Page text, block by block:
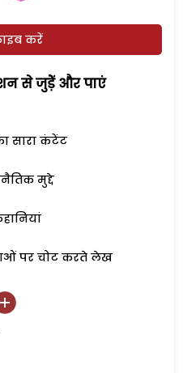
करें
से जुड़ेें और पाएं
सारा कंटेंट
मुद्दे
पर चोट करते लेख